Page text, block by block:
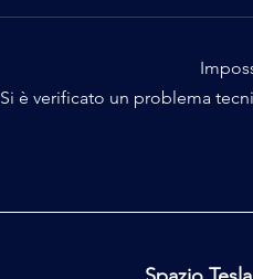
Si è verificato un problema